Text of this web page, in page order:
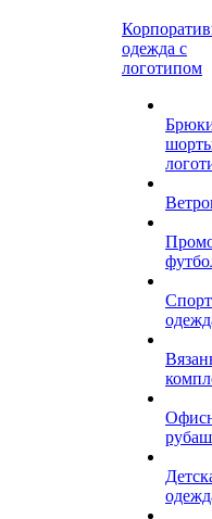
одежда с
логотипом